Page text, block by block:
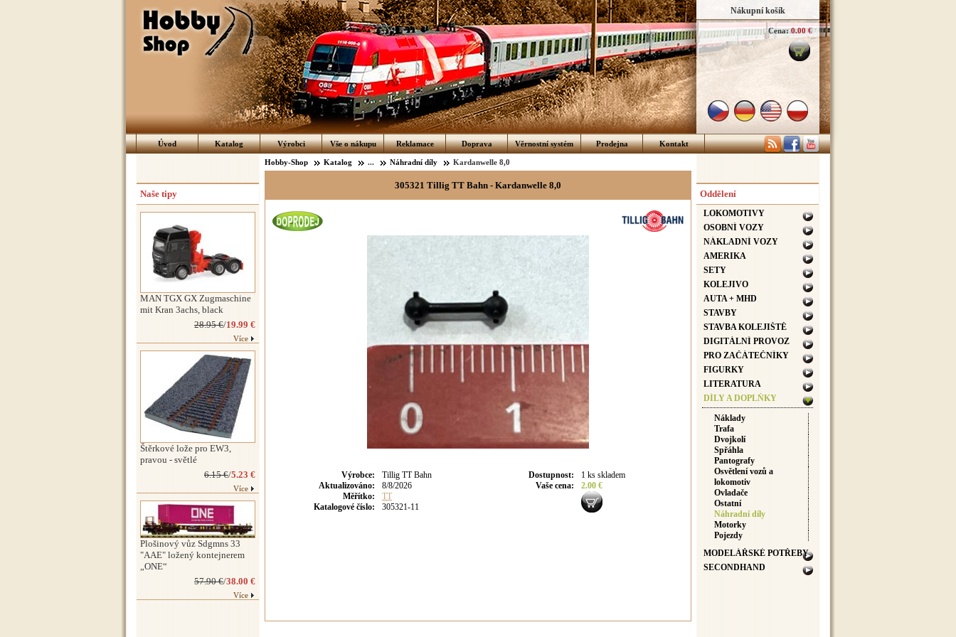
Nákupní košík
Cena: 0.00 €
Úvod Katalog Výrobci Vše o nákupu Reklamace Doprava Věrnostní systém Prodejna Kontakt
Hobby-Shop Katalog ... Náhradní díly Kardanwelle 8,0
305321 Tillig TT Bahn - Kardanwelle 8,0
Výrobce:
Tillig TT Bahn
Aktualizováno:
8/8/2026
Měřítko:
TT
Katalogové číslo:
305321-11
Dostupnost:
1 ks skladem
Vaše cena: 2.00 €
Naše tipy
MAN TGX GX Zugmaschine
mit Kran 3achs, black
28.95 €/19.99 €
Více
Štěrkové lože pro EW3,
pravou - světlé
6.15 €/5.23 €
Více
Plošinový vůz Sdgmns 33
"AAE" ložený kontejnerem
„ONE“
57.90 €/38.00 €
Více
Oddělení
LOKOMOTIVY
OSOBNÍ VOZY
NÁKLADNÍ VOZY
AMERIKA
SETY
KOLEJIVO
AUTA + MHD
STAVBY
STAVBA KOLEJIŠTĚ
DIGITÁLNÍ PROVOZ
PRO ZAČÁTEČNÍKY
FIGURKY
LITERATURA
DÍLY A DOPLŇKY
Náklady
Trafa
Dvojkolí
Spřáhla
Pantografy
Osvětlení vozů a
lokomotiv
Ovladače
Ostatní
Náhradní díly
Motorky
Pojezdy
MODELÁŘSKÉ POTŘEBY
SECONDHAND